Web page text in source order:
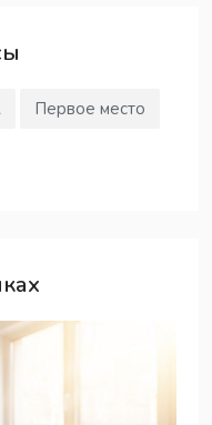
Первое место